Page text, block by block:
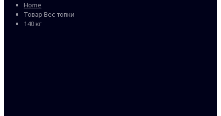
Home
Товар Вес топки
140 кг